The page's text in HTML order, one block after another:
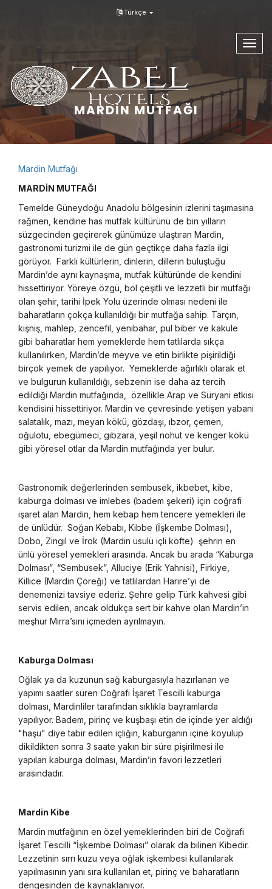
Türkçe
MARDIN MUTFAĞI
Mardin Mutfağı
MARDİN MUTFAĞI
Temelde Güneydoğu Anadolu bölgesinin izlerini taşımasına
rağmen, kendine has mutfak kültürünü de bin yılların
süzgecinden geçirerek günümüze ulaştıran Mardin,
gastronomi turizmi ile de gün geçtikçe daha fazla ilgi
görüyor. Farklı kültürlerin, dinlerin, dillerin buluştuğu
Mardin’de aynı kaynaşma, mutfak kültüründe de kendini
hissettiriyor. Yöreye özgü, bol çeşitli ve lezzetli bir mutfağı
olan şehir, tarihi İpek Yolu üzerinde olması nedeni ile
baharatların çokça kullanıldığı bir mutfağa sahip. Tarçın,
kişniş, mahlep, zencefil, yenibahar, pul biber ve kakule
gibi baharatlar hem yemeklerde hem tatlılarda sıkça
kullanılırken, Mardin’de meyve ve etin birlikte pişirildiği
birçok yemek de yapılıyor. Yemeklerde ağırlıklı olarak et
ve bulgurun kullanıldığı, sebzenin ise daha az tercih
edildiği Mardin mutfağında, özellikle Arap ve Süryani etkisi
kendisini hissettiriyor. Mardin ve çevresinde yetişen yabani
salatalık, mazı, meyan kökü, gözdaşı, ıbzor, çemen,
oğulotu, ebegümeci, gıbzara, yeşil nohut ve kenger kökü
gibi yöresel otlar da Mardin mutfağında yer bulur.
Gastronomik değerlerinden sembusek, ikbebet, kibe,
kaburga dolması ve imlebes (badem şekeri) için coğrafi
işaret alan Mardin, hem kebap hem tencere yemekleri ile
de ünlüdür. Soğan Kebabı, Kibbe (İşkembe Dolması),
Dobo, Zingil ve İrok (Mardin usulü içli köfte) şehrin en
ünlü yöresel yemekleri arasında. Ancak bu arada “Kaburga
Dolması”, “Sembusek”, Alluciye (Erik Yahnisi), Firkiye,
Killice (Mardin Çöreği) ve tatlılardan Harire’yi de
denemenizi tavsiye ederiz. Şehre gelip Türk kahvesi gibi
servis edilen, ancak oldukça sert bir kahve olan Mardin’in
meşhur Mırra’sını içmeden ayrılmayın.
Kaburga Dolması
Oğlak ya da kuzunun sağ kaburgasıyla hazırlanan ve
yapımı saatler süren Coğrafi İşaret Tescilli kaburga
dolması, Mardinliler tarafından sıklıkla bayramlarda
yapılıyor. Badem, pirinç ve kuşbaşı etin de içinde yer aldığı
"haşu" diye tabir edilen içliğin, kaburganın içine koyulup
dikildikten sonra 3 saate yakın bir süre pişirilmesi ile
yapılan kaburga dolması, Mardin’in favori lezzetleri
arasındadır.
Mardin Kibe
Mardin mutfağının en özel yemeklerinden biri de Coğrafi
İşaret Tescilli “İşkembe Dolması” olarak da bilinen Kibedir.
Lezzetinin sırrı kuzu veya oğlak işkembesi kullanılarak
yapılmasının yanı sıra kullanılan et, pirinç ve baharatların
dengesinden de kaynaklanıyor.